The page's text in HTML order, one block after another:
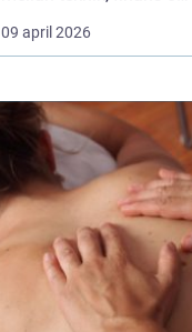
reglering. Tempot är
högt, investerare ställer
myndigheter skärper
tillsynen. I den miljön blir
rekrytering fint...
09 april 2026